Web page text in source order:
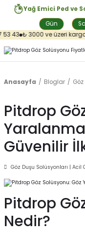
Yağ Emici Ped ve
Gün
43 ₺ 3000 ve üzeri kargo
Anasayfa Bloglar
Pitdrop
Güvenilir
Göz Duşu Solüsyonları | Acil
Pitdrop
Nedir?